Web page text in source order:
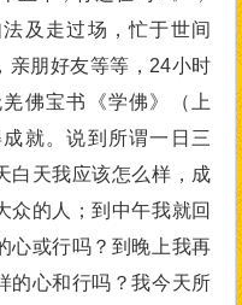
及走过场，忙于世间
亲朋好友等等，24小时
佛宝书《学佛》（上
就。说到所谓一日三
白天我应该怎么样，成
众的人；到中午我就回
心或行吗？到晚上我再
的心和行吗？我今天所